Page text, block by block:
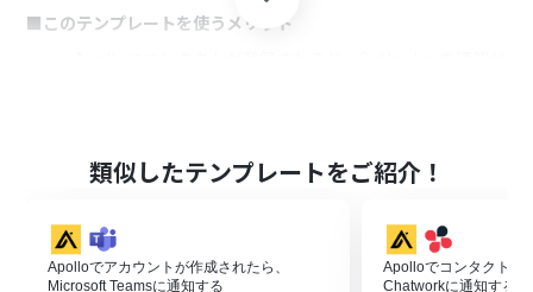
■このテンプレートを使うメリット
有を実現します。
はじめに、ApolloとOutlookをYoomと連携します。
次に、トリガーでApolloを選択し、「コンタクトが作成
類似したテンプレートをご紹介！
Apolloでアカウントが作成されたら、
Microsoft Teamsに通知する
Apolloでコンタクトが
Chatworkに通知する